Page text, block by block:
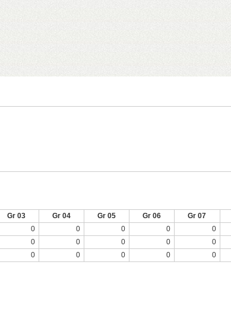
Gr 03 Gr 04 Gr 05 Gr 06 Gr 07
0 0 0 0 0
0 0 0 0 0
0 0 0 0 0